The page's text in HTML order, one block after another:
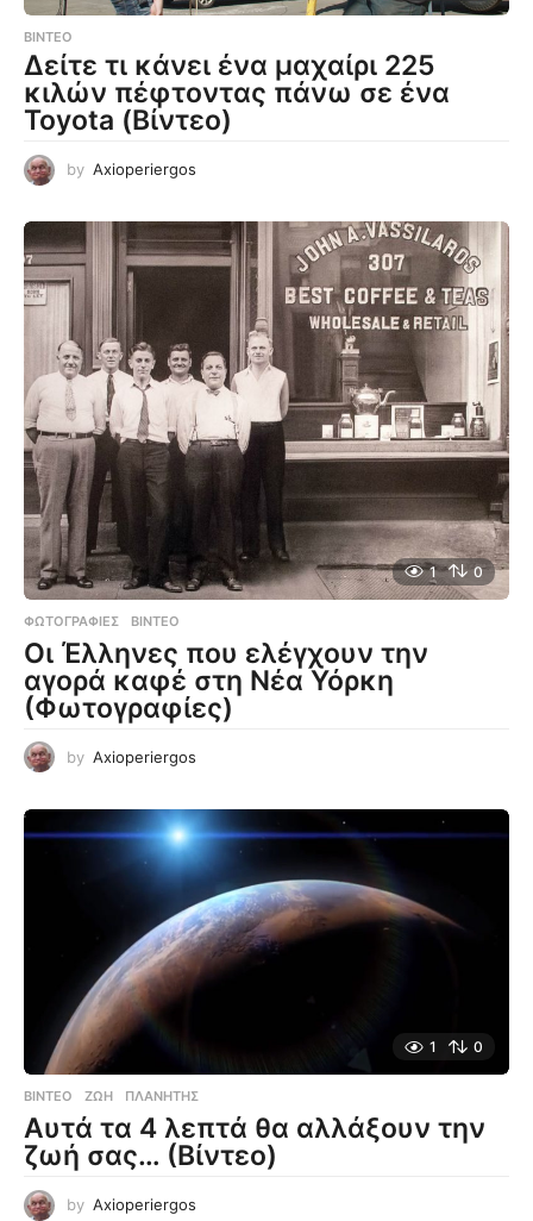
ΒΊΝΤΕΟ
Δείτε τι κάνει ένα μαχαίρι 225
κιλών πέφτοντας πάνω σε ένα
Toyota (Βίντεο)
by Axioperiergos
1 0
ΦΩΤΟΓΡΑΦΊΕΣ ,ΒΊΝΤΕΟ
Οι Έλληνες που ελέγχουν την
αγορά καφέ στη Νέα Υόρκη
(Φωτογραφίες)
by Axioperiergos
1 0
ΒΊΝΤΕΟ ΖΩΉ ,ΠΛΑΝΉΤΗΣ
Αυτά τα 4 λεπτά θα αλλάξουν την
ζωή σας… (Βίντεο)
by Axioperiergos